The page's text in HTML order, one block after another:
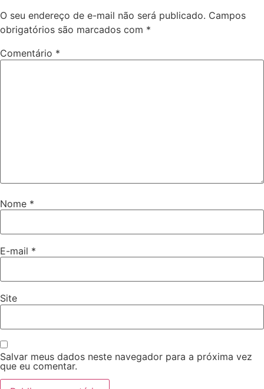
O seu endereço de e-mail não será publicado. Campos
obrigatórios são marcados com *
Comentário *
Nome *
E-mail *
Site
Salvar meus dados neste navegador para a próxima vez
que eu comentar.